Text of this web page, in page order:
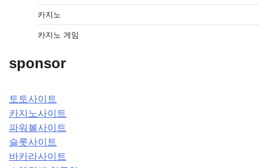
카지노
카지노 게임
sponsor
토토사이트
카지노사이트
파워볼사이트
슬롯사이트
바카라사이트